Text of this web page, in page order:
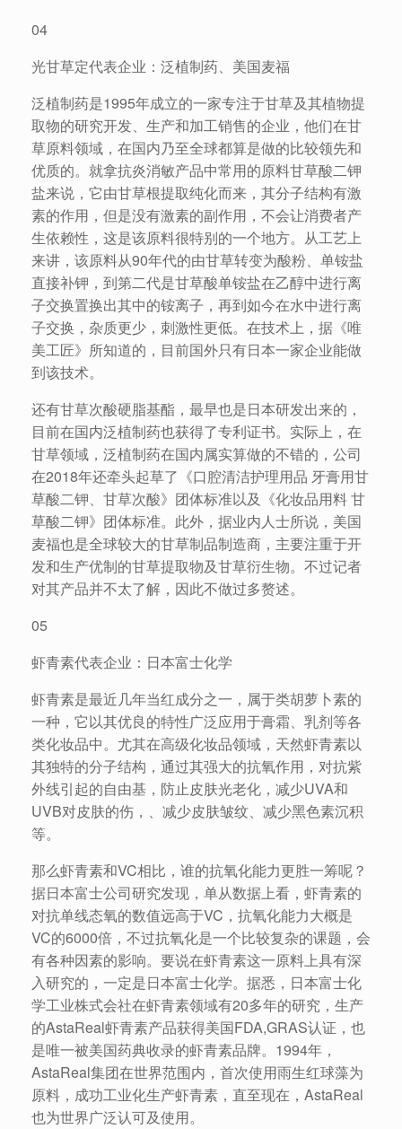
04
光甘草定代表企业：泛植制药、美国麦福
泛植制药是1995年成立的一家专注于甘草及其植物提
取物的研究开发、生产和加工销售的企业，他们在甘
草原料领域，在国内乃至全球都算是做的比较领先和
优质的。就拿抗炎消敏产品中常用的原料甘草酸二钾
盐来说，它由甘草根提取纯化而来，其分子结构有激
素的作用，但是没有激素的副作用，不会让消费者产
生依赖性，这是该原料很特别的一个地方。从工艺上
来讲，该原料从90年代的由甘草转变为酸粉、单铵盐
直接补钾，到第二代是甘草酸单铵盐在乙醇中进行离
子交换置换出其中的铵离子，再到如今在水中进行离
子交换，杂质更少，刺激性更低。在技术上，据《唯
美工匠》所知道的，目前国外只有日本一家企业能做
到该技术。
还有甘草次酸硬脂基酯，最早也是日本研发出来的，
目前在国内泛植制药也获得了专利证书。实际上，在
甘草领域，泛植制药在国内属实算做的不错的，公司
在2018年还牵头起草了《口腔清洁护理用品 牙膏用甘
草酸二钾、甘草次酸》团体标准以及《化妆品用料 甘
草酸二钾》团体标准。此外，据业内人士所说，美国
麦福也是全球较大的甘草制品制造商，主要注重于开
发和生产优制的甘草提取物及甘草衍生物。不过记者
对其产品并不太了解，因此不做过多赘述。
05
虾青素代表企业：日本富士化学
虾青素是最近几年当红成分之一，属于类胡萝卜素的
一种，它以其优良的特性广泛应用于膏霜、乳剂等各
类化妆品中。尤其在高级化妆品领域，天然虾青素以
其独特的分子结构，通过其强大的抗氧作用，对抗紫
外线引起的自由基，防止皮肤光老化，减少UVA和
UVB对皮肤的伤，、减少皮肤皱纹、减少黑色素沉积
等。
那么虾青素和VC相比，谁的抗氧化能力更胜一筹呢？
据日本富士公司研究发现，单从数据上看，虾青素的
对抗单线态氧的数值远高于VC，抗氧化能力大概是
VC的6000倍，不过抗氧化是一个比较复杂的课题，会
有各种因素的影响。要说在虾青素这一原料上具有深
入研究的，一定是日本富士化学。据悉，日本富士化
学工业株式会社在虾青素领域有20多年的研究，生产
的AstaReal虾青素产品获得美国FDA,GRAS认证，也
是唯一被美国药典收录的虾青素品牌。1994年，
AstaReal集团在世界范围内，首次使用雨生红球藻为
原料，成功工业化生产虾青素，直至现在，AstaReal
也为世界广泛认可及使用。